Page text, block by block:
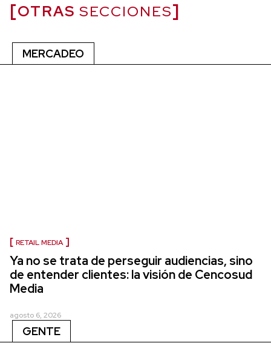
OTRAS SECCIONES
MERCADEO
RETAIL MEDIA
Ya no se trata de perseguir audiencias, sino
de entender clientes: la visión de Cencosud
Media
agosto 6, 2026
GENTE